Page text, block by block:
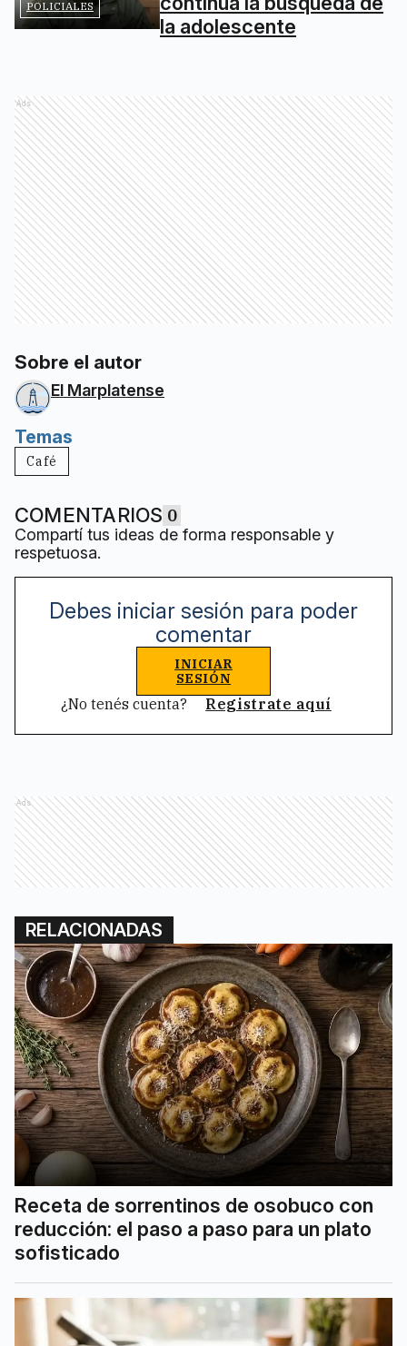
POLICIALES
la adolescente
Ads
Sobre el autor
El Marplatense
Temas
Café
COMENTARIOS 0
Compartí tus ideas de forma responsable y
respetuosa.
Debes iniciar sesión para poder
comentar
INICIAR
SESIÓN
¿No tenés cuenta? Registrate aquí
Ads
RELACIONADAS
Receta de sorrentinos de osobuco con
reducción: el paso a paso para un plato
sofisticado